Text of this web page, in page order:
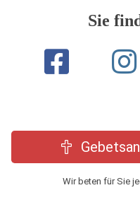
Sie
Wir beten für Sie